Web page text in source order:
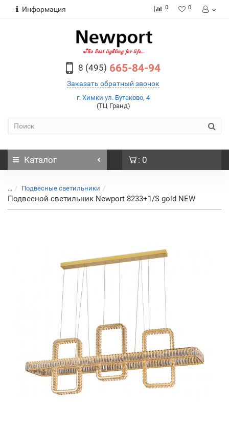
Информация 0 0
8 (495) 665-84-94
Заказать обратный звонок
г. Химки ул. Бутаково, 4
(ТЦ Гранд)
Каталог : 0
... Подвесные светильники
Подвесной светильник Newport 8233+1/S gold NEW